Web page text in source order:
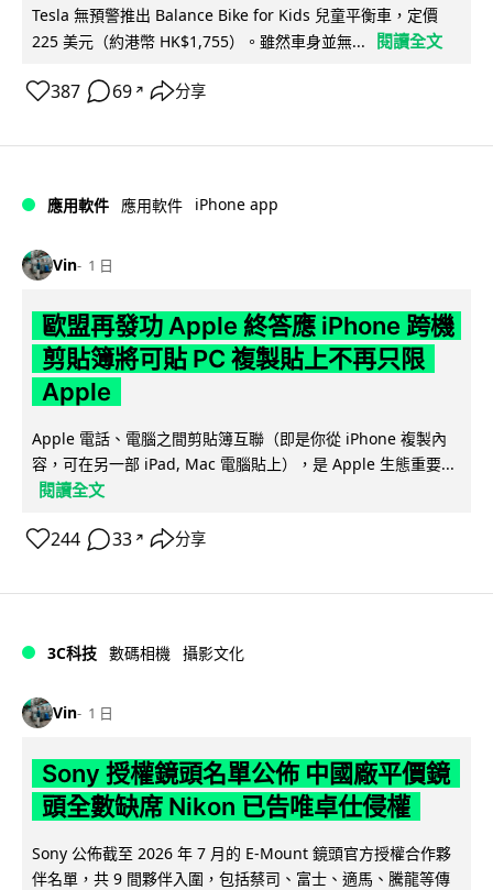
Tesla 無預警推出 Balance Bike for Kids 兒童平衡車，定價
225 美元（約港幣 HK$1,755）。雖然車身並無...
閱讀全文
387 69 ↗ 分享
應用軟件 應用軟件 iPhone app
Vin 1 日
歐盟再發功 Apple 終答應 iPhone 跨機
剪貼簿將可貼 PC 複製貼上不再只限
Apple
Apple 電話、電腦之間剪貼簿互聯（即是你從 iPhone 複製內
容，可在另一部 iPad, Mac 電腦貼上），是 Apple 生態重要...
閱讀全文
244 33 ↗ 分享
3C科技 數碼相機 攝影文化
Vin 1 日
Sony 授權鏡頭名單公佈 中國廠平價鏡
頭全數缺席 Nikon 已告唯卓仕侵權
Sony 公佈截至 2026 年 7 月的 E-Mount 鏡頭官方授權合作夥
伴名單，共 9 間夥伴入圍，包括蔡司、富士、適馬、騰龍等傳